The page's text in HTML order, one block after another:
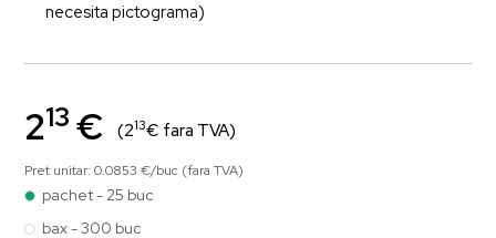
necesita pictograma)
213 € (213€ fara TVA)
Pret unitar: 0.0853 €/buc (fara TVA)
pachet - 25 buc
bax - 300 buc